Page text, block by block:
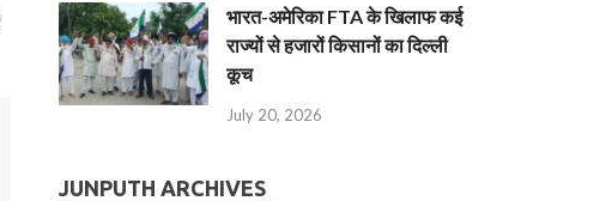
भारत-अमेरिका FTA के खिलाफ कई
राज्यों से हजारों किसानों का दिल्ली
कूच
July 20, 2026
JUNPUTH ARCHIVES